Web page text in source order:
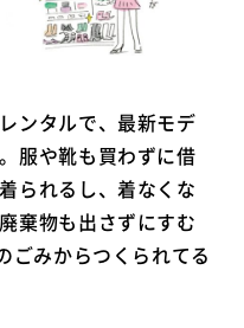
ンタルで、最新モデ
服や靴も買わずに借
られるし、着なくな
棄物も出さずにすむ
ごみからつくられてる